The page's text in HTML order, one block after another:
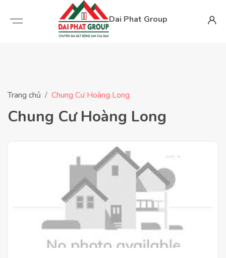
Dai Phat Group
Trang chủ Chung Cư Hoàng Long
Chung Cư Hoàng Long